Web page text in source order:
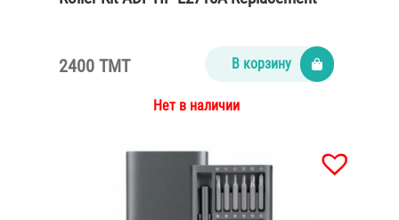
2400 TMT В корзину
Нет в наличии